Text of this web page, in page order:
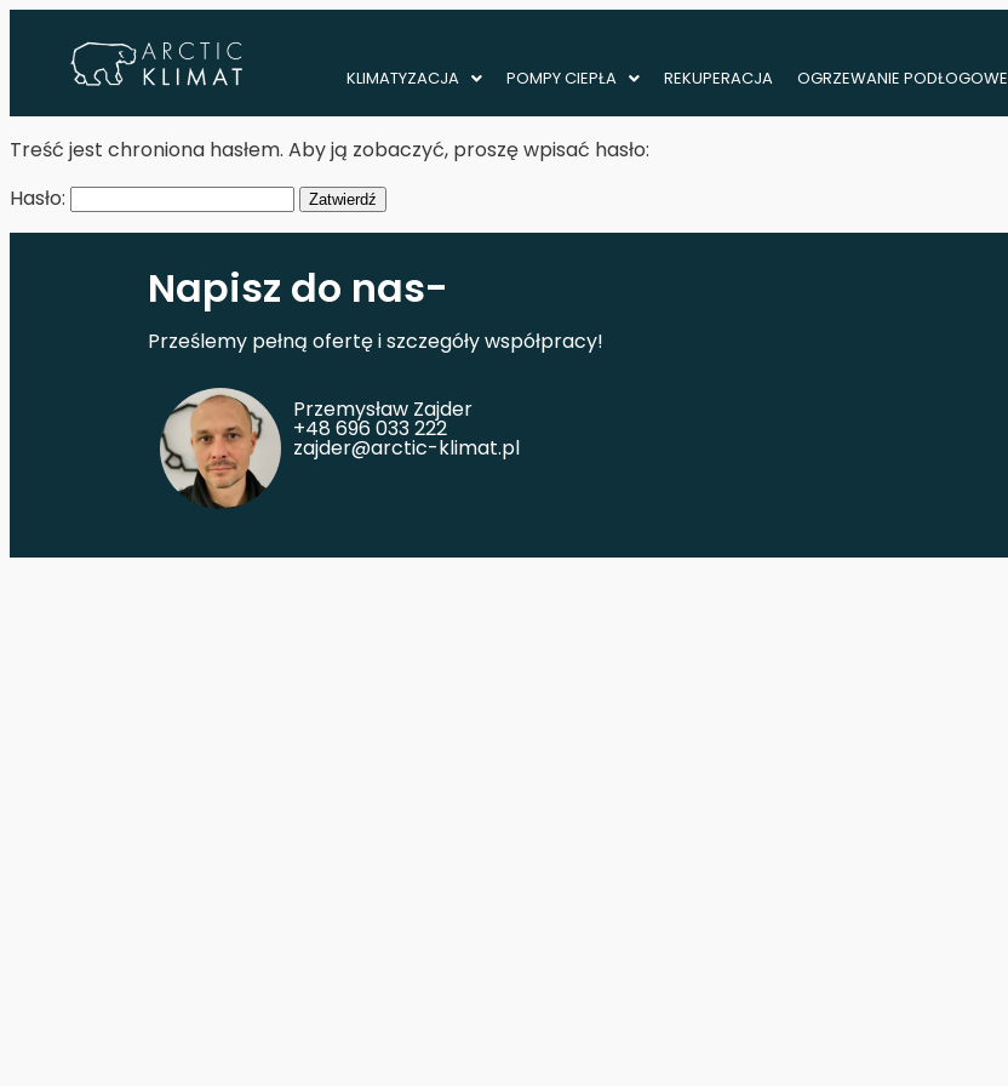
KLIMATYZACJA POMPY CIEPŁA REKUPERACJA OGRZEWANIE PODŁOGOWE
Treść jest chroniona hasłem. Aby ją zobaczyć, proszę wpisać hasło:
Hasło:
Napisz do nas-
Prześlemy pełną ofertę i szczegóły współpracy!
Przemysław Zajder
+48 696 033 222​
zajder@arctic-klimat.pl